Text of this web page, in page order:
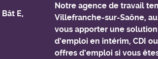
E,
Notre agence de travail
Villefranche-sur-Saône,
vous apporter une
d’emploi en intérim, CDI
offres d’emploi si vous